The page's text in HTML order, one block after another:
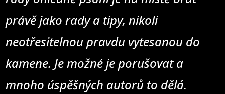
právě jako rady a tipy, nikoli
neotřesitelnou pravdu vytesanou do
kamene. Je možné je porušovat a
mnoho úspěšných autorů to dělá.